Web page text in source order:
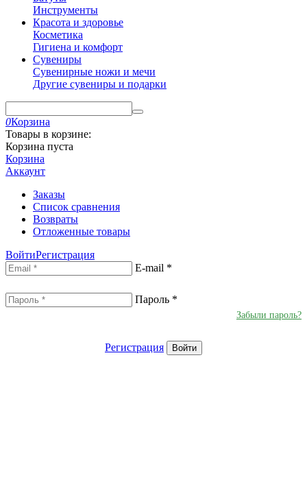
Инструменты
Красота и здоровье
Косметика
Гигиена и комфорт
Сувениры
Сувенирные ножи и мечи
Другие сувениры и подарки
0Корзина
Товары в корзине:
Корзина пуста
Корзина
Аккаунт
Заказы
Список сравнения
Возвраты
Отложенные товары
ВойтиРегистрация
E-mail *
Пароль *
Забыли пароль?
Регистрация Войти